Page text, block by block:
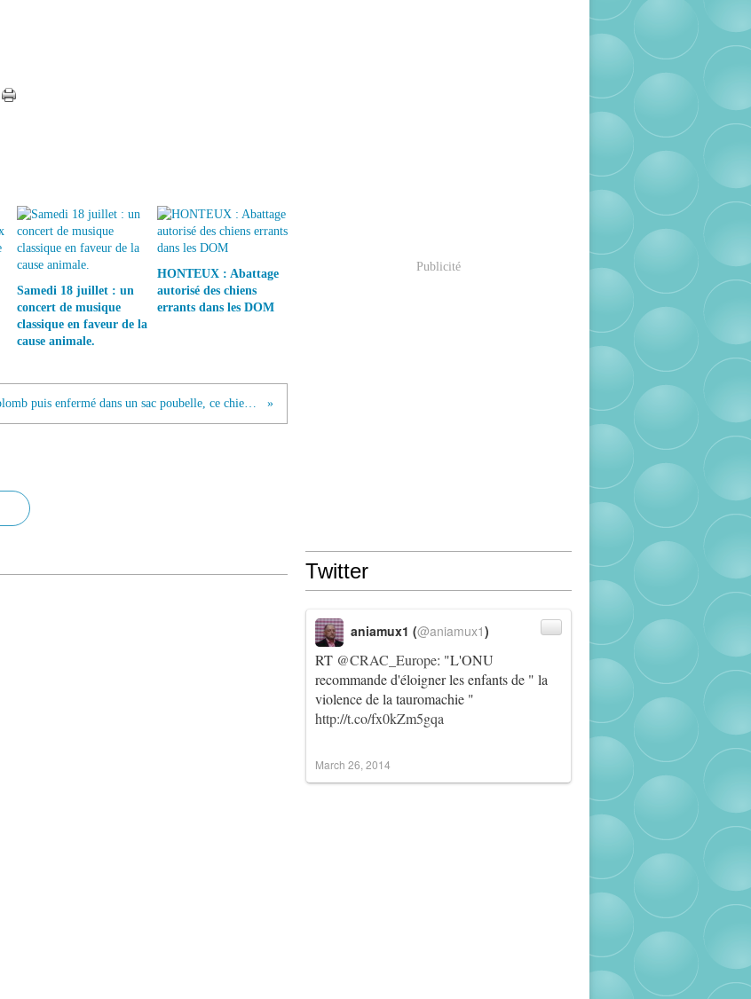
Samedi 18 juillet : un
concert de musique
classique en faveur de la
cause animale.
HONTEUX : Abattage
autorisé des chiens
errants dans les DOM
Criblé de plomb puis enfermé dans un sac poubelle, ce chien miraculé vit désormais dans le bonheur
Publicité
Twitter
RT @CRAC_Europe: "L'ONU
recommande d'éloigner les enfants de " la
violence de la tauromachie "
http://t.co/fx0kZm5gqa
aniamux1 (@aniamux1)
March 26, 2014